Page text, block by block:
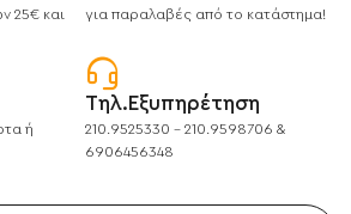
25€ και
για παραλαβές από το κατάστημα!
ή
Τηλ.Εξυπηρέτηση
210.9525330 - 210.9598706 &
6906456348